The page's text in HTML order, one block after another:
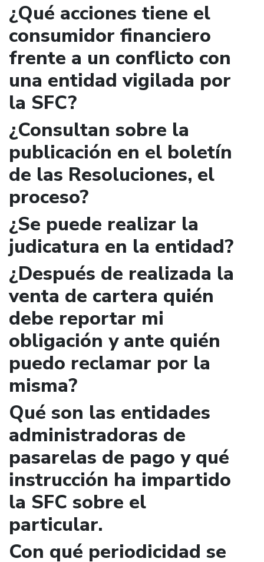
¿Qué acciones tiene el
consumidor financiero
frente a un conflicto con
una entidad vigilada por
la SFC?
¿Consultan sobre la
publicación en el boletín
de las Resoluciones, el
proceso?
¿Se puede realizar la
judicatura en la entidad?
¿Después de realizada la
venta de cartera quién
debe reportar mi
obligación y ante quién
puedo reclamar por la
misma?
Qué son las entidades
administradoras de
pasarelas de pago y qué
instrucción ha impartido
la SFC sobre el
particular.
Con qué periodicidad se